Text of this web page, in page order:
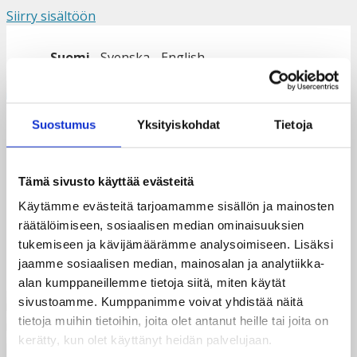
Suostumus Yksityiskohdat Tietoja
Tämä sivusto käyttää evästeitä
Käytämme evästeitä tarjoamamme sisällön ja mainosten
räätälöimiseen, sosiaalisen median ominaisuuksien
tukemiseen ja kävijämäärämme analysoimiseen. Lisäksi
jaamme sosiaalisen median, mainosalan ja analytiikka-
alan kumppaneillemme tietoja siitä, miten käytät
sivustoamme. Kumppanimme voivat yhdistää näitä
tietoja muihin tietoihin, joita olet antanut heille tai joita on
kerätty, kun olet käyttänyt heidän palvelujaan.
Siirry sisältöön
Suomi Svenska English
nuorisoneuvosto